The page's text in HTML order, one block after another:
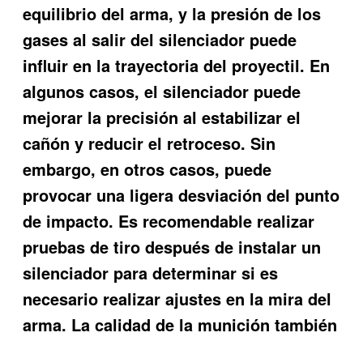
equilibrio del arma, y la presión de los
gases al salir del silenciador puede
influir en la trayectoria del proyectil. En
algunos casos, el silenciador puede
mejorar la precisión al estabilizar el
cañón y reducir el retroceso. Sin
embargo, en otros casos, puede
provocar una ligera desviación del punto
de impacto. Es recomendable realizar
pruebas de tiro después de instalar un
silenciador para determinar si es
necesario realizar ajustes en la mira del
arma. La calidad de la munición también